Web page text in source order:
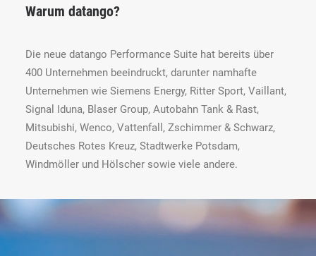
Warum datango?
Die neue datango Performance Suite hat bereits über
400 Unternehmen beeindruckt, darunter namhafte
Unternehmen wie Siemens Energy, Ritter Sport, Vaillant,
Signal Iduna, Blaser Group, Autobahn Tank & Rast,
Mitsubishi, Wenco, Vattenfall, Zschimmer & Schwarz,
Deutsches Rotes Kreuz, Stadtwerke Potsdam,
Windmöller und Hölscher sowie viele andere.